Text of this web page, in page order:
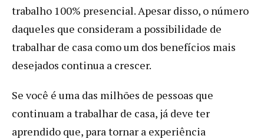
trabalho 100% presencial. Apesar disso, o número
daqueles que consideram a possibilidade de
trabalhar de casa como um dos benefícios mais
desejados continua a crescer.
Se você é uma das milhões de pessoas que
continuam a trabalhar de casa, já deve ter
aprendido que, para tornar a experiência